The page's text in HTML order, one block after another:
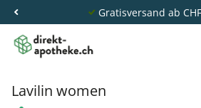
Gratisversand ab
Lavilin women